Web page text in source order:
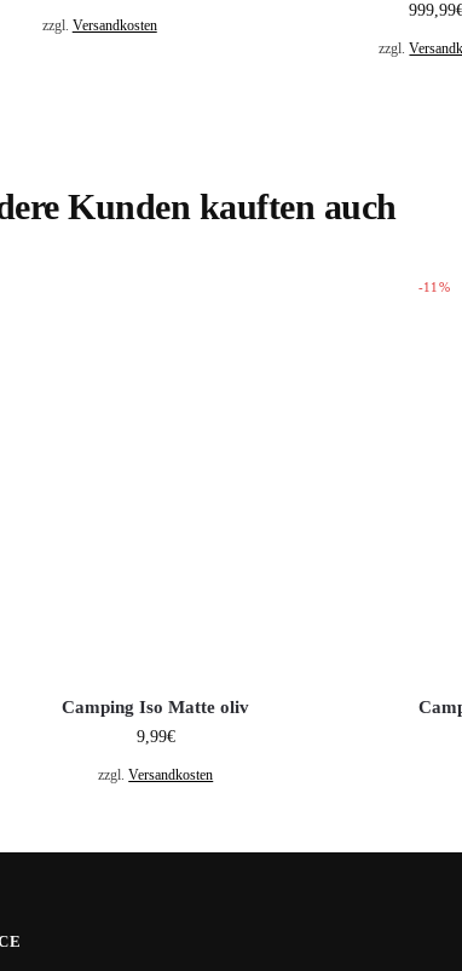
zzgl. Versandkosten
999,99
zzgl.
Kunden kauften auch
Camping Iso Matte oliv
9,99€
zzgl.Versandkosten
-11%